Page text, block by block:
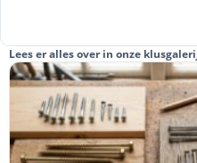
Lees er alles over in onze